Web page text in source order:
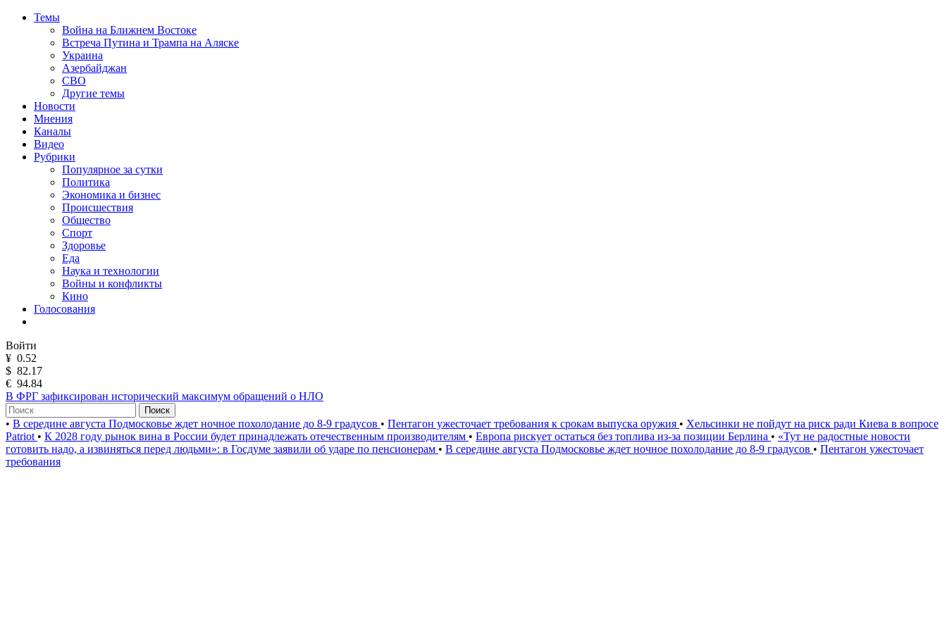
Темы
Война на Ближнем Востоке
Встреча Путина и Трампа на Аляске
Украина
Азербайджан
СВО
Другие темы
Новости
Мнения
Каналы
Видео
Рубрики
Популярное за сутки
Политика
Экономика и бизнес
Происшествия
Общество
Спорт
Здоровье
Еда
Наука и технологии
Войны и конфликты
Кино
Голосования
Войти
¥ 0.52
$ 82.17
€ 94.84
В ФРГ зафиксирован исторический максимум обращений о НЛО
Поиск
• В середине августа Подмосковье ждет ночное похолодание до 8-9 градусов • Пентагон ужесточает требования к срокам выпуска оружия • Хельсинки не пойдут на риск ради Киева в вопросе
Patriot • К 2028 году рынок вина в России будет принадлежать отечественным производителям • Европа рискует остаться без топлива из-за позиции Берлина • «Тут не радостные новости
готовить надо, а извиняться перед людьми»: в Госдуме заявили об ударе по пенсионерам • В середине августа Подмосковье ждет ночное похолодание до 8-9 градусов • Пентагон ужесточает
требования